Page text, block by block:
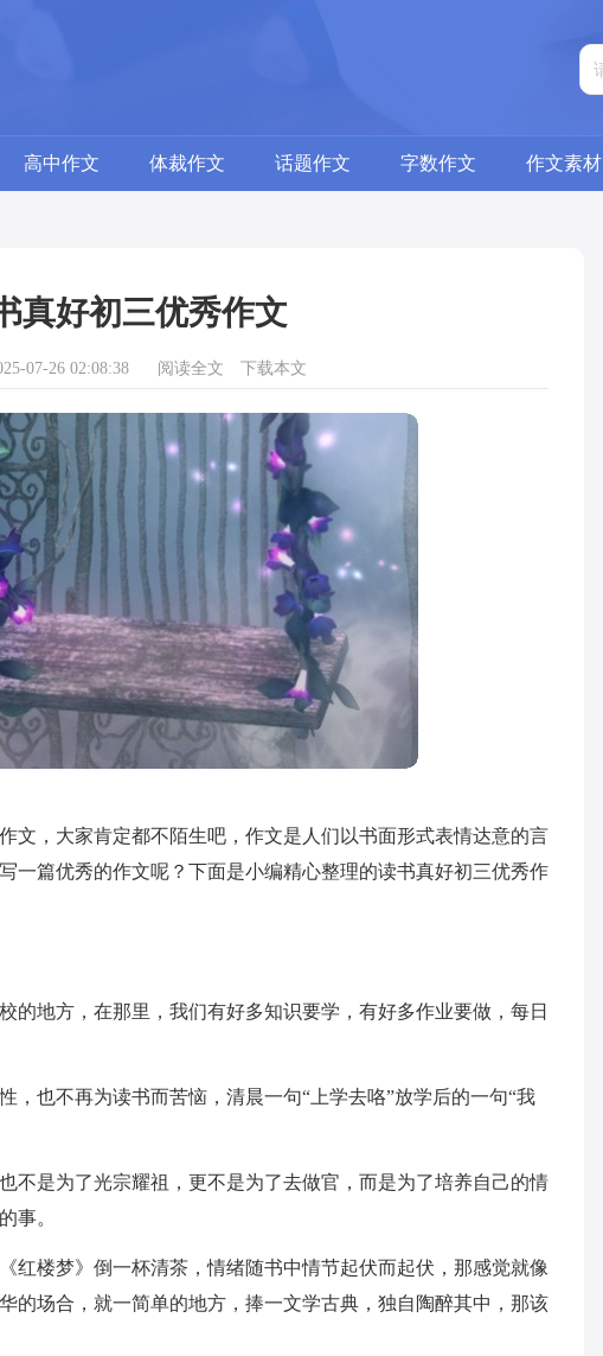
高中作文 体裁作文 话题作文 字数作文 作文素材
真好初三优秀作文
07-26 02:08:38 阅读全文 下载本文
文，大家肯定都不陌生吧，作文是人们以书面形式表情达意的言
一篇优秀的作文呢？下面是小编精心整理的读书真好初三优秀作
的地方，在那里，我们有好多知识要学，有好多作业要做，每日
，也不再为读书而苦恼，清晨一句“上学去咯”放学后的一句“我
不是为了光宗耀祖，更不是为了去做官，而是为了培养自己的情
事。
红楼梦》倒一杯清茶，情绪随书中情节起伏而起伏，那感觉就像
的场合，就一简单的地方，捧一文学古典，独自陶醉其中，那该